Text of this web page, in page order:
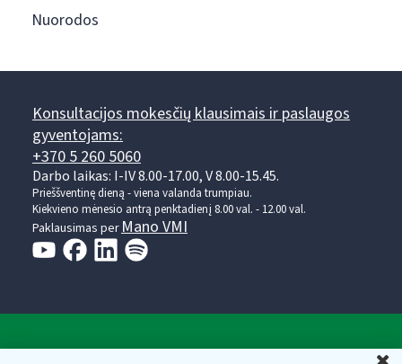
Nuorodos
Konsultacijos mokesčių klausimais ir paslaugos
gyventojams:
+370 5 260 5060
Darbo laikas: I-IV 8.00-17.00, V 8.00-15.45.
Prieššventinę dieną - viena valanda trumpiau.
Kiekvieno mėnesio antrą penktadienį 8.00 val. - 12.00 val.
Paklausimas perMano VMI
Valstybinė mokesčių inspekcija prie Lietuvos